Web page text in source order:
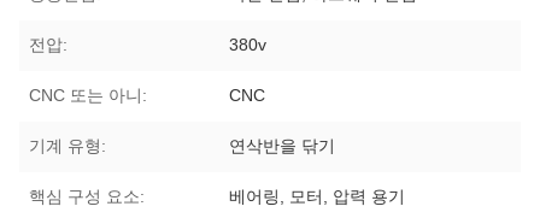
전압: 380v
CNC 또는 아니: CNC
기계 유형: 연삭반을 닦기
핵심 구성 요소: 베어링, 모터, 압력 용기